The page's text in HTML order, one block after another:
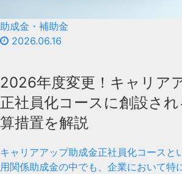
助成金・補助金
2026.06.16
2026年度変更！キャリア
正社員化コースに創設さ
算措置を解説
キャリアアップ助成金正社員化コースと
用関係助成金の中でも、企業において特